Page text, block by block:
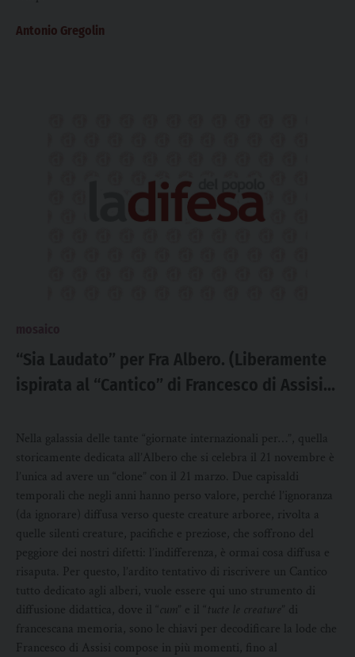
Antonio Gregolin
“Sia Laudato” per Fra Albero. (Liberamente
ispirata al “Cantico” di Francesco di Assisi
Nella galassia delle tante “giornate internazionali per…”, quella
storicamente dedicata all’Albero che si celebra il 21 novembre è
l’unica ad avere un “clone” con il 21 marzo. Due capisaldi
temporali che negli anni hanno perso valore, perché l’ignoranza
(da ignorare) diffusa verso queste creature arboree, rivolta a
quelle silenti creature, pacifiche e preziose, che soffrono del
peggiore dei nostri difetti: l’indifferenza, è ormai cosa diffusa e
risaputa. Per questo, l’ardito tentativo di riscrivere un Cantico
tutto dedicato agli alberi, vuole essere qui uno strumento di
diffusione didattica, dove il “
cum” e il “ tucte le creature ” di
francescana memoria, sono le chiavi per decodificare la lode che
Francesco di Assisi compose in più momenti, fino al